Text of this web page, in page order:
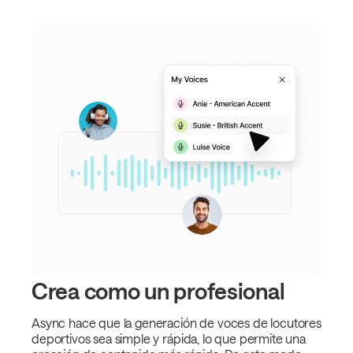
Crea como un profesional
Async hace que la generación de voces de locutores
deportivos sea simple y rápida, lo que permite una